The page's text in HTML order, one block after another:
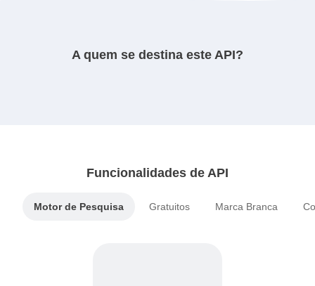
A quem se destina este API?
Funcionalidades de API
Motor de Pesquisa Gratuitos Marca Branca